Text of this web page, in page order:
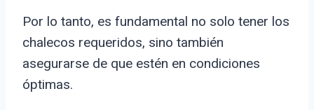
Por lo tanto, es fundamental no solo tener los
chalecos requeridos, sino también
asegurarse de que estén en condiciones
óptimas.